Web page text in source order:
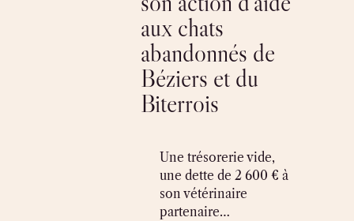
aux chats
abandonnés de
Béziers et du
Biterrois
Une trésorerie vide,
une dette de 2 600 € à
son vétérinaire
partenaire…